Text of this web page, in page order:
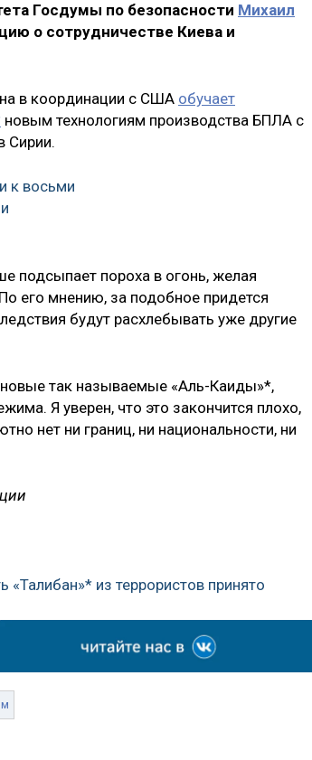
Госдумы по безопасности Михаил
о сотрудничестве Киева и
в координации с США обучает
новым технологиям производства БПЛА с
Сирии.
к восьми
подсыпает пороха в огонь, желая
его мнению, за подобное придется
будут расхлебывать уже другие
новые так называемые «Аль-Каиды»*,
Я уверен, что это закончится плохо,
нет ни границ, ни национальности, ни
из террористов принято